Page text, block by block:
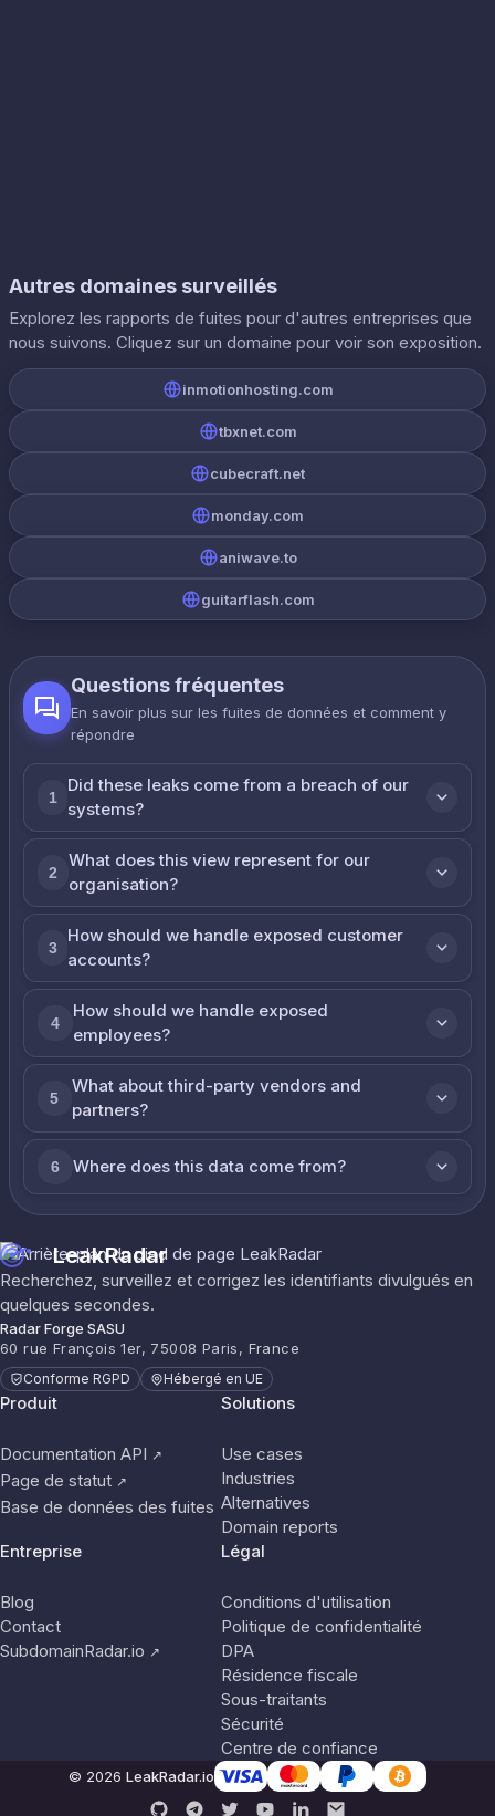
Autres domaines surveillés
Explorez les rapports de fuites pour d'autres entreprises que
nous suivons. Cliquez sur un domaine pour voir son exposition.
inmotionhosting.com
tbxnet.com
cubecraft.net
monday.com
aniwave.to
guitarflash.com
Questions fréquentes
En savoir plus sur les fuites de données et comment y
répondre
1
Did these leaks come from a breach of our
systems?
2
What does this view represent for our
organisation?
3
How should we handle exposed customer
accounts?
4
How should we handle exposed
employees?
5
What about third-party vendors and
partners?
6 Where does this data come from?
LeakRadar
Recherchez, surveillez et corrigez les identifiants divulgués en
quelques secondes.
Radar Forge SASU
60 rue François 1er, 75008 Paris, France
Conforme RGPD Hébergé en UE
Produit
Documentation API ↗
Page de statut ↗
Base de données des fuites
Solutions
Use cases
Industries
Alternatives
Domain reports
Entreprise
Blog
Contact
SubdomainRadar.io ↗
Légal
Conditions d'utilisation
Politique de confidentialité
DPA
Résidence fiscale
Sous-traitants
Sécurité
Centre de confiance
© 2026 LeakRadar.io